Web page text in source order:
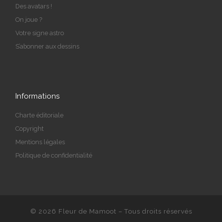
Des avatars !
On joue ?
Votre signe astro
S’abonner aux dessins
Informations
Charte éditoriale
Copyright
Mentions légales
Politique de confidentialité
© 2026 Fleur de Mamoot – Tous droits réservés